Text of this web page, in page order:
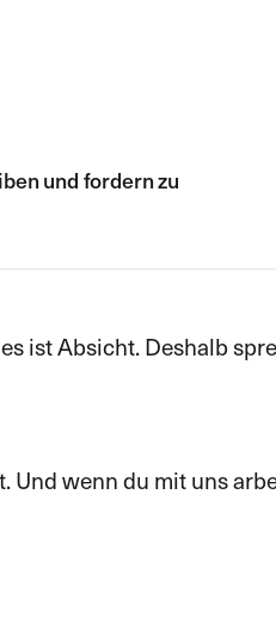
und fordern zu
ist Absicht. Deshalb
wenn du mit uns